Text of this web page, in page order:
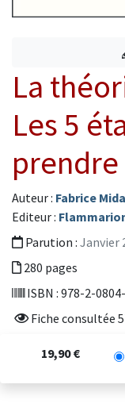
La
Les 5
prendre
Auteur : Fabrice
Editeur :
Parution : Janvier
280 pages
ISBN : 978-2-
Fiche consultée
19,90 €